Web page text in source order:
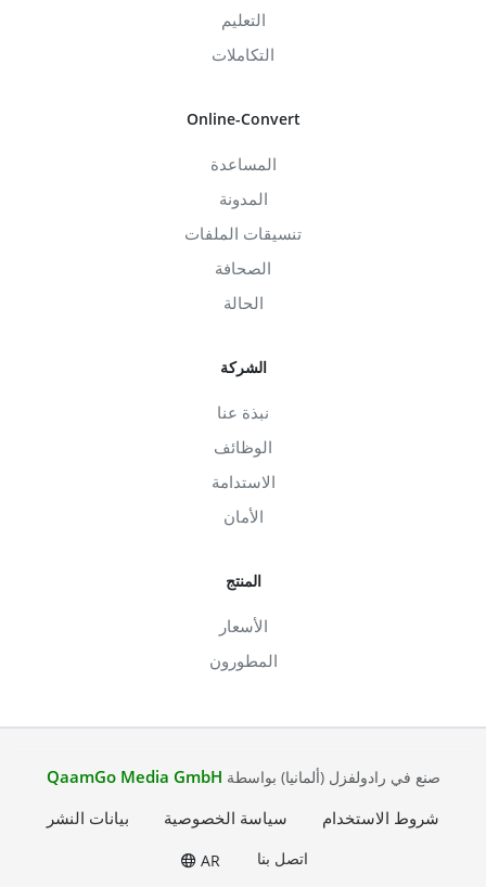
التعليم
التكاملات
Online-Convert
المساعدة
المدونة
تنسيقات الملفات
الصحافة
الحالة
الشركة
نبذة عنا
الوظائف
الاستدامة
الأمان
المنتج
الأسعار
المطورون
صنع في رادولفزل (ألمانيا) بواسطة QaamGo Media GmbH
شروط الاستخدام
سياسة الخصوصية بيانات النشر
اتصل بنا AR